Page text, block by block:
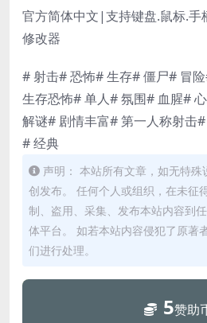
官方简体中文|支持键盘.鼠标.
修改器
# 射击# 恐怖# 生存# 僵尸# 冒
生存恐怖# 单人# 氛围# 血腥#
解谜# 剧情丰富# 第一人称射击
# 经典
声明： 本站所有文章，如无特
创发布。 任何个人或组织，在未征
制、盗用、采集、发布本站内容到
体平台。 如若本站内容侵犯了原著
们进行处理。
5赞助